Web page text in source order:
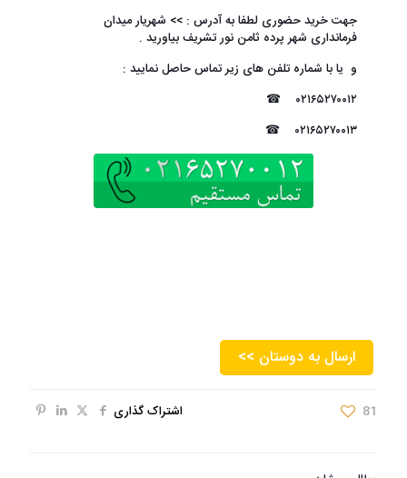
جهت خرید حضوری لطفا به آدرس : >> شهریار میدان
فرمانداری شهر پرده ثامن نور تشریف بیاورید .
و یا با شماره تلفن های زیر تماس حاصل نمایید :
۰۲۱۶۵۲۷۰۰۱۲ ☎
۰۲۱۶۵۲۷۰۰۱۳ ☎
<< ارسال به دوستان
اشتراک گذاری 81